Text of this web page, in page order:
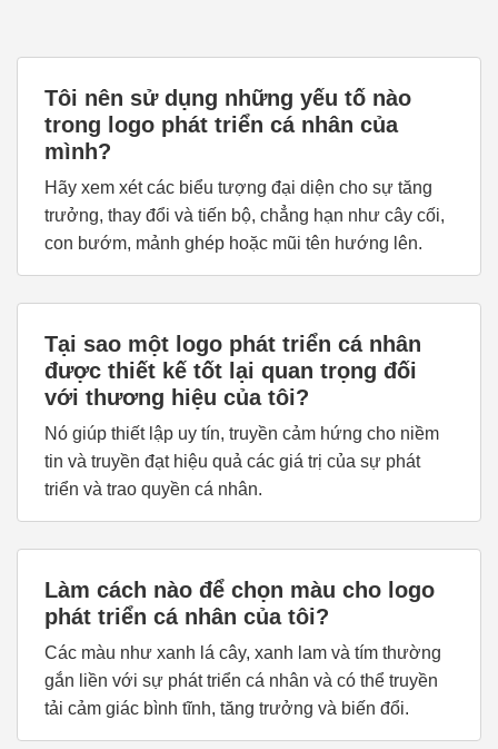
Tôi nên sử dụng những yếu tố nào
trong logo phát triển cá nhân của
mình?
Hãy xem xét các biểu tượng đại diện cho sự tăng
trưởng, thay đổi và tiến bộ, chẳng hạn như cây cối,
con bướm, mảnh ghép hoặc mũi tên hướng lên.
Tại sao một logo phát triển cá nhân
được thiết kế tốt lại quan trọng đối
với thương hiệu của tôi?
Nó giúp thiết lập uy tín, truyền cảm hứng cho niềm
tin và truyền đạt hiệu quả các giá trị của sự phát
triển và trao quyền cá nhân.
Làm cách nào để chọn màu cho logo
phát triển cá nhân của tôi?
Các màu như xanh lá cây, xanh lam và tím thường
gắn liền với sự phát triển cá nhân và có thể truyền
tải cảm giác bình tĩnh, tăng trưởng và biến đổi.